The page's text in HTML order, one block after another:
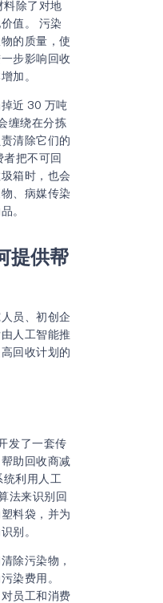
料除了对地
值。 污染
的质量，使
步影响回收
加。
近 30 万吨
缠绕在分拣
清除它们的
者把不可回
箱时，也会
、病媒传染
。
提供帮
员、初创企
人工智能推
回收计划的
发了一套传
助回收商减
利用人工
法来识别回
料袋，并为
别。
除污染物，
染费用。
员工和消费